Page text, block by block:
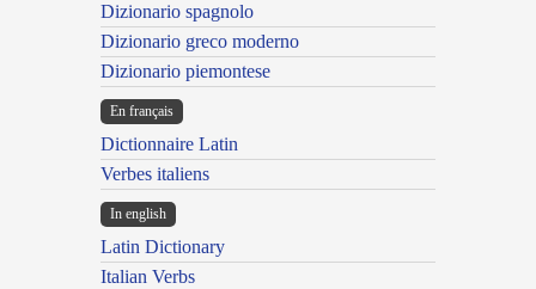
Dizionario spagnolo
Dizionario greco moderno
Dizionario piemontese
En français
Dictionnaire Latin
Verbes italiens
In english
Latin Dictionary
Italian Verbs